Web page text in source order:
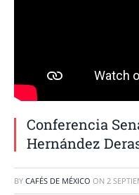
Conferencia
Hernández
BY CAFÉS DE MÉXICO ON 2